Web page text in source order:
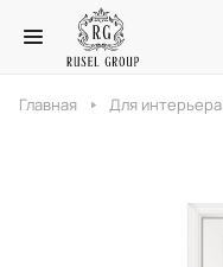
Главная Для интерьера